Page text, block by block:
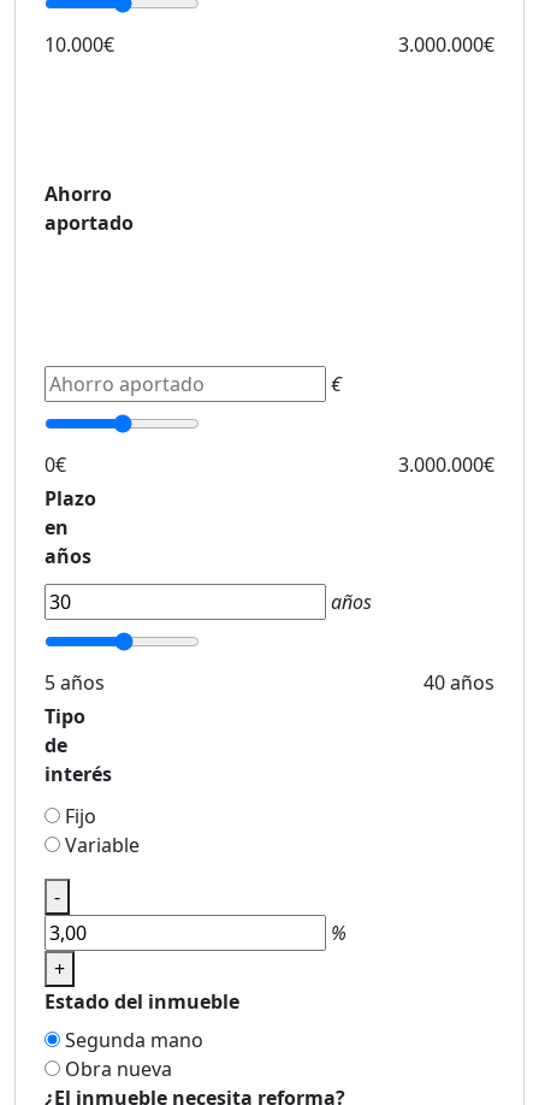
10.000€ 3.000.000€
Ahorro
aportado
€
0€
3.000.000€
Plazo
en
años
años
5 años
40 años
Tipo
de
interés
Fijo
Variable
-
%
+
Estado del inmueble
Segunda mano
Obra nueva
¿El inmueble necesita reforma?